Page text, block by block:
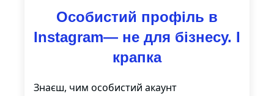
Особистий профіль в
Instagram— не для бізнесу. І
крапка
Знаєш, чим особистий акаунт